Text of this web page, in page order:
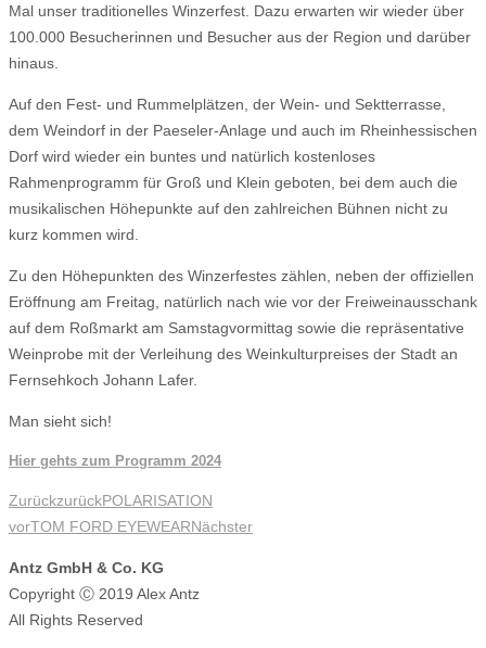
Mal unser traditionelles Winzerfest. Dazu erwarten wir wieder über
100.000 Besucherinnen und Besucher aus der Region und darüber
hinaus.
Auf den Fest- und Rummelplätzen, der Wein- und Sektterrasse,
dem Weindorf in der Paeseler-Anlage und auch im Rheinhessischen
Dorf wird wieder ein buntes und natürlich kostenloses
Rahmenprogramm für Groß und Klein geboten, bei dem auch die
musikalischen Höhepunkte auf den zahlreichen Bühnen nicht zu
kurz kommen wird.
Zu den Höhepunkten des Winzerfestes zählen, neben der offiziellen
Eröffnung am Freitag, natürlich nach wie vor der Freiweinausschank
auf dem Roßmarkt am Samstagvormittag sowie die repräsentative
Weinprobe mit der Verleihung des Weinkulturpreises der Stadt an
Fernsehkoch Johann Lafer.
Man sieht sich!
Hier gehts zum Programm 2024
ZurückzurückPOLARISATION
vorTOM FORD EYEWEARNächster
Antz GmbH & Co. KG
Copyright Ⓒ 2019 Alex Antz
All Rights Reserved